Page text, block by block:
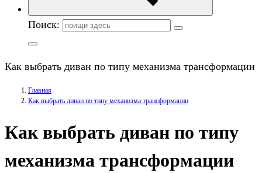
Поиск:
Как выбрать диван по типу механизма трансформации
Главная
Как выбрать диван по типу механизма трансформации
Как выбрать диван по типу
механизма трансформации